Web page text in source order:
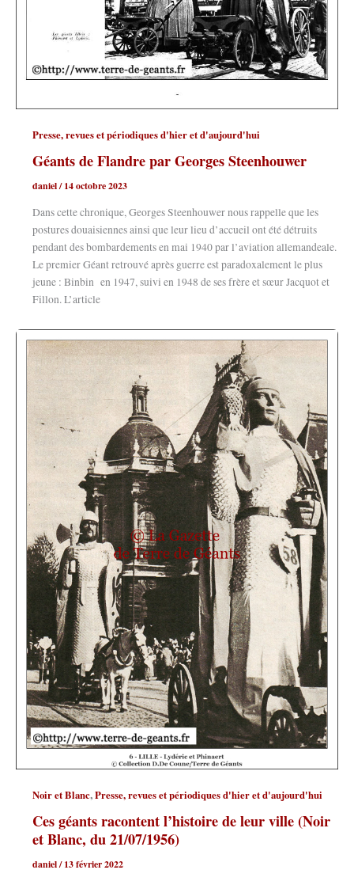
Presse, revues et périodiques d'hier et d'aujourd'hui
Géants de Flandre par Georges Steenhouwer
daniel/14 octobre 2023
Dans cette chronique, Georges Steenhouwer nous rappelle que les
postures douaisiennes ainsi que leur lieu d’accueil ont été détruits
pendant des bombardements en mai 1940 par l’aviation allemandeale.
Le premier Géant retrouvé après guerre est paradoxalement le plus
jeune : Binbin en 1947, suivi en 1948 de ses frère et sœur Jacquot et
Fillon. L’article
Noir et Blanc,Presse, revues et périodiques d'hier et d'aujourd'hui
Ces géants racontent l’histoire de leur ville (Noir
et Blanc, du 21/07/1956)
daniel/13 février 2022